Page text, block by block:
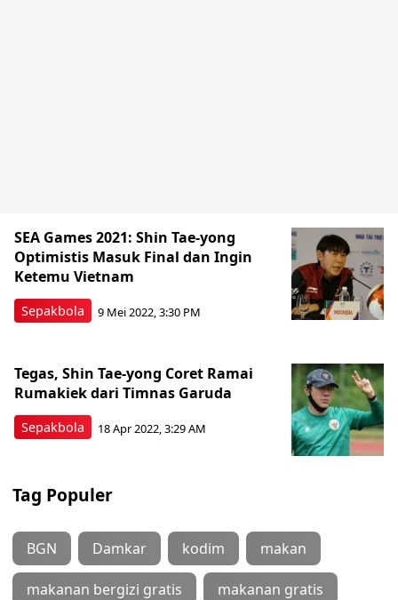
Sepakbola
SEA Games 2021: Shin Tae-yong
Optimistis Masuk Final dan Ingin
Ketemu Vietnam
9 Mei 2022, 3:30 PM
Sepakbola
Tegas, Shin Tae-yong Coret Ramai
Rumakiek dari Timnas Garuda
18 Apr 2022, 3:29 AM
Tag Populer
BGN Damkar kodim makan
makanan bergizi gratis makanan gratis